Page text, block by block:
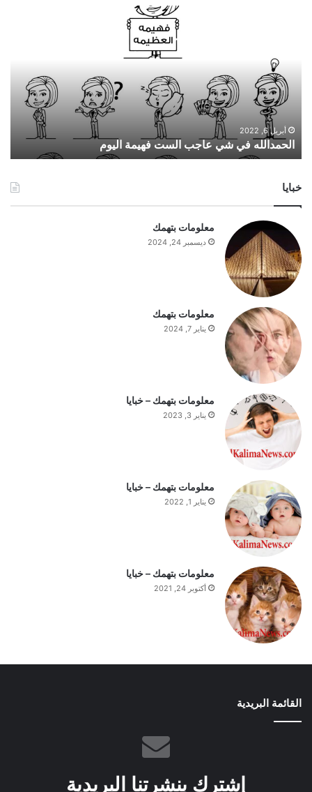
ي
ي
ع
ب
ا
ل
ه
ي
م
ي
و
م
أبريل 6, 2022
الحمدالله في شي عاجب الست فهيمة اليوم
خبايا
معلومات بتهمك
ديسمبر 24, 2024
معلومات بتهمك
يناير 7, 2024
معلومات بتهمك – خبايا
يناير 3, 2023
معلومات بتهمك – خبايا
يناير 1, 2022
معلومات بتهمك – خبايا
أكتوبر 24, 2021
القائمة البريدية
إشترك بنشرتنا البريدية